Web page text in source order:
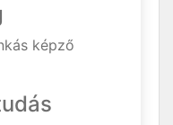
képző